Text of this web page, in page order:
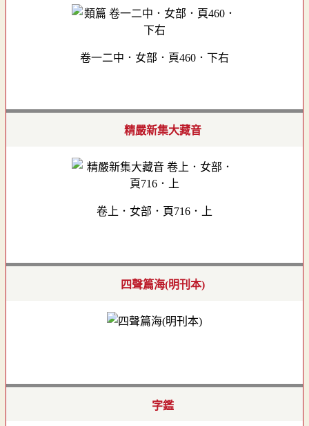
卷一二中．女部．頁460．下右
精嚴新集大藏音
卷上．女部．頁716．上
四聲篇海(明刊本)
字鑑